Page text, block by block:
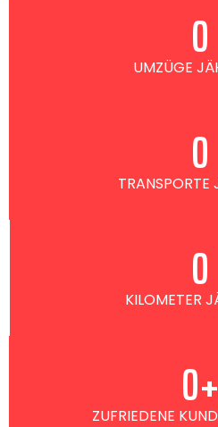
UMZÜGE0
TRANSPORTE
0
KILOMETER
0
ZUFRIEDENE 0+